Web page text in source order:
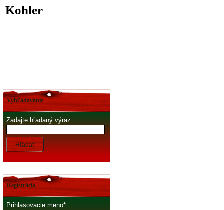
Kohler
Vyhľadávanie
Zadajte hľadaný výraz
Hľadať
Registrácia
Prihlasovacie meno